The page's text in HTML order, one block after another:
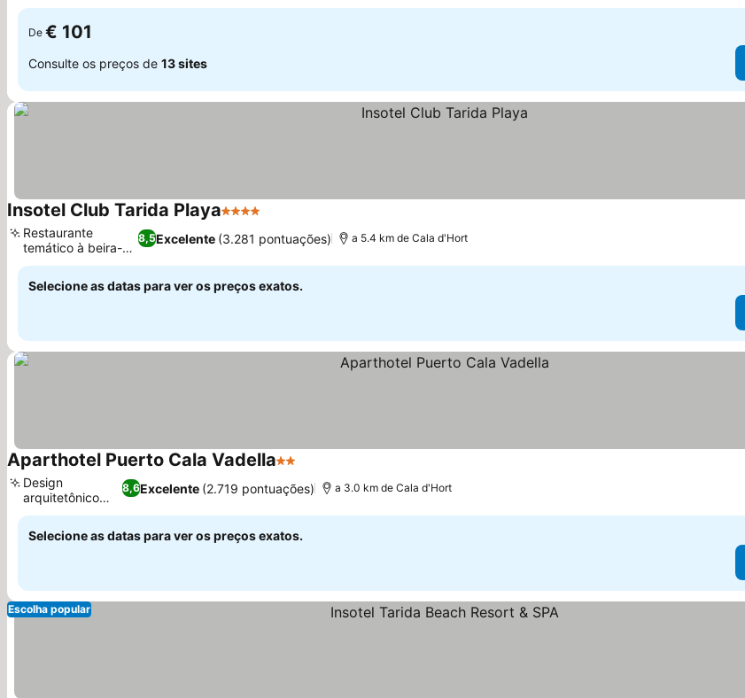
De € 101
Consulte os preços de 13 sites
Insotel Club Tarida Playa4 Estrelas
8,5Excelente (3.281 pontuações)
Restaurante
temático à beira-
mar
a 5.4 km de Cala d'Hort
Selecione as datas para ver os preços exatos.
Aparthotel Puerto Cala Vadella2 Estrelas
8,6Excelente (2.719 pontuações)
Design
arquitetônico
ibizano
a 3.0 km de Cala d'Hort
Selecione as datas para ver os preços exatos.
Escolha popular